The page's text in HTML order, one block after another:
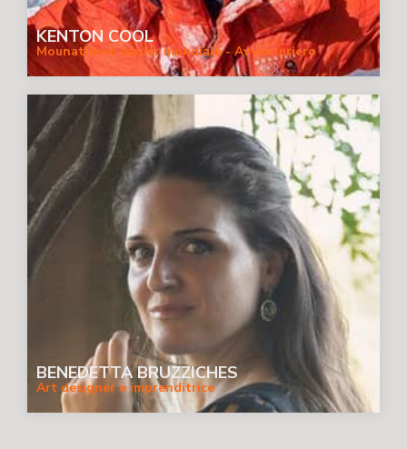
KENTON COOL
Mounatineer leader mondiale - Avventuriero
BENEDETTA BRUZZICHES
Art designer e imprenditrice